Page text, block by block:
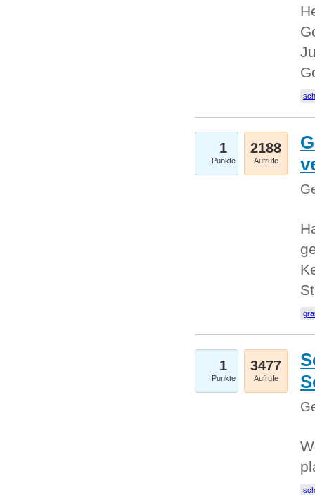
1
Punkte
2188
Aufrufe
1
Punkte
3477
Aufrufe